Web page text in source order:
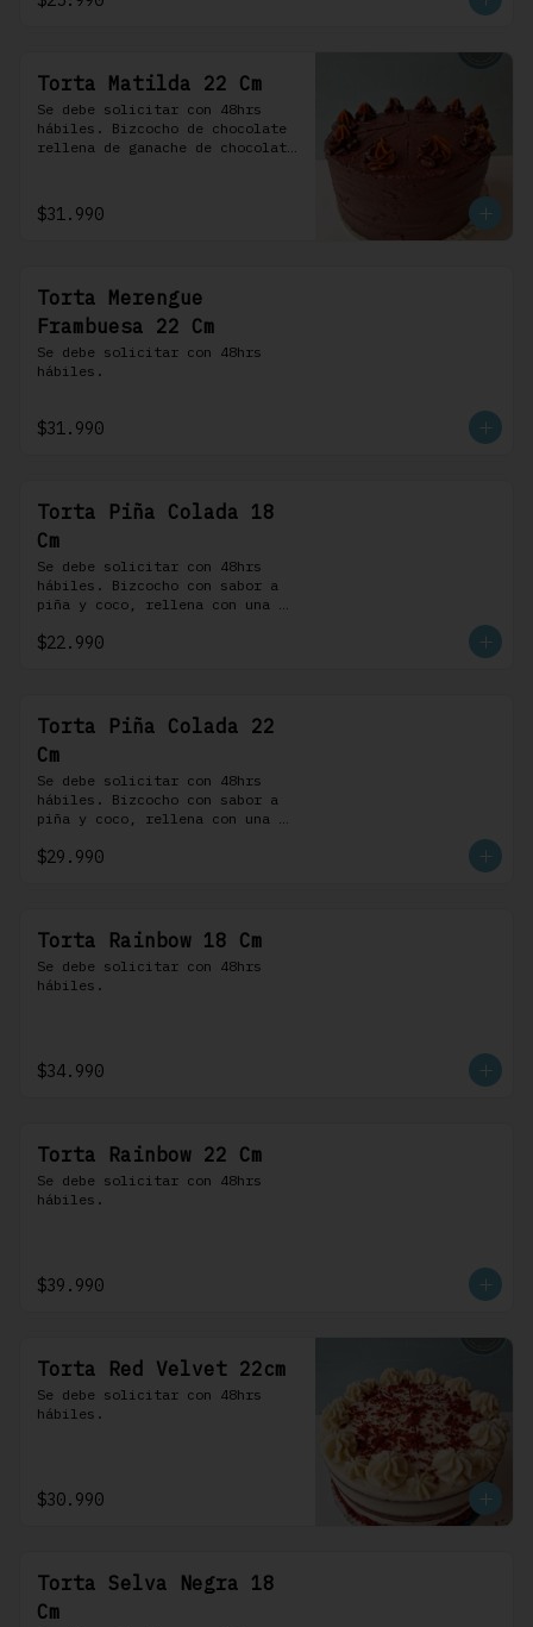
Torta Matilda 22 Cm
Se debe solicitar con 48hrs
hábiles. Bizcocho de chocolate
rellena de ganache de chocolate
chocolate.
$31.990
Torta Merengue
Frambuesa 22 Cm
Se debe solicitar con 48hrs
hábiles.
$31.990
Torta Piña Colada 18
Cm
Se debe solicitar con 48hrs
hábiles. Bizcocho con sabor a
piña y coco, rellena con una
coco, cubierta con buttercream
$22.990
Torta Piña Colada 22
Cm
Se debe solicitar con 48hrs
hábiles. Bizcocho con sabor a
piña y coco, rellena con una
coco, cubierta con buttercream
$29.990
Torta Rainbow 18 Cm
Se debe solicitar con 48hrs
hábiles.
$34.990
Torta Rainbow 22 Cm
Se debe solicitar con 48hrs
hábiles.
$39.990
Torta Red Velvet 22cm
Se debe solicitar con 48hrs
hábiles.
$30.990
Torta Selva Negra 18
Cm